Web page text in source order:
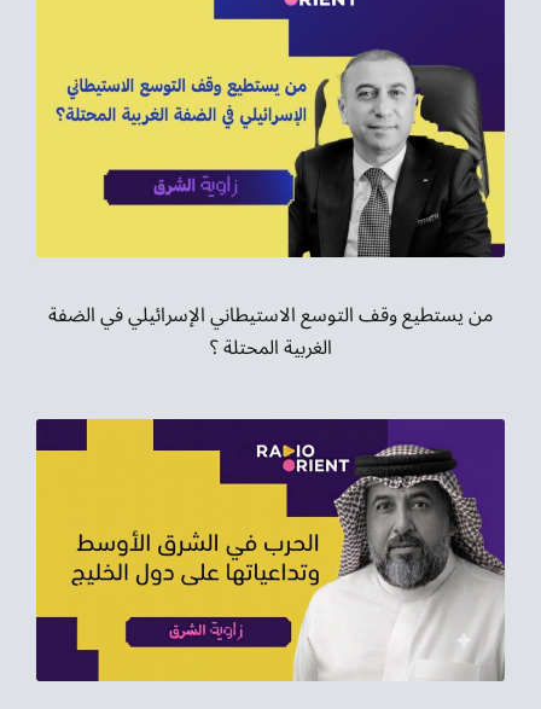
من يستطيع وقف التوسع الاستيطاني الإسرائيلي في الضفة
الغربية المحتلة ؟